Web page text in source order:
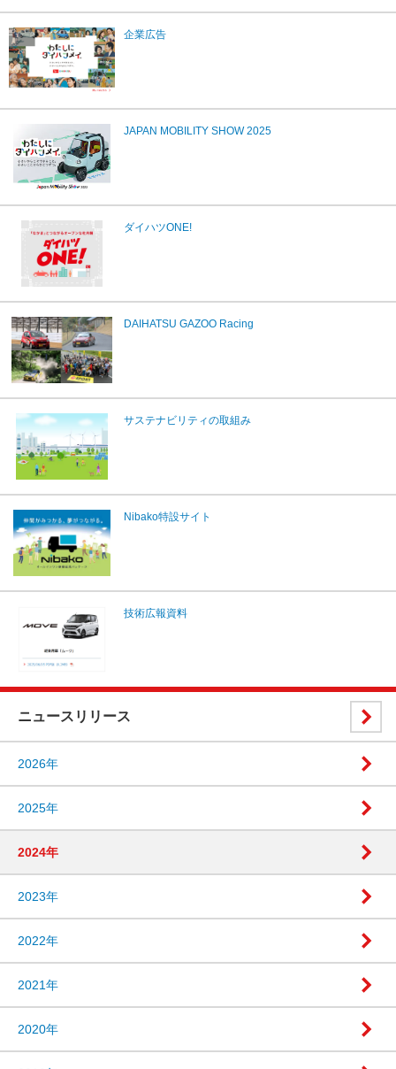
企業広告
JAPAN MOBILITY SHOW 2025
ダイハツONE!
DAIHATSU GAZOO Racing
サステナビリティの取組み
Nibako特設サイト
技術広報資料
ニュースリリース
2026年
2025年
2024年
2023年
2022年
2021年
2020年